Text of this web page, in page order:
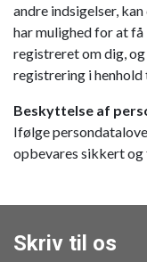
andre indsigelser,
har mulighed for at
registreret om dig,
registrering i henhold
Beskyttelse af
Ifølge
opbevares sikkert
Skriv til os